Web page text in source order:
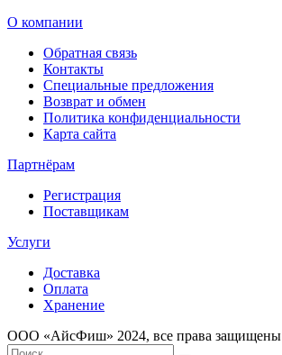
О компании
Обратная связь
Контакты
Специальные предложения
Возврат и обмен
Политика конфиденциальности
Карта сайта
Партнёрам
Регистрация
Поставщикам
Услуги
Доставка
Оплата
Хранение
ООО «AйсФиш» 2024, все права защищены